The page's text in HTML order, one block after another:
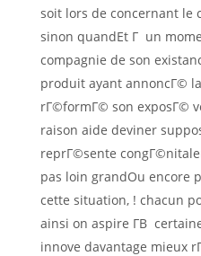
soit lors de concernant le
sinon quandEt Г un
compagnie de son
produit ayant annoncГ©
rГ©formГ© son exposГ©
raison aide deviner
reprГ©sente
pas loin grandOu encore
cette situation, ! chacun
ainsi on aspire Г­В
innove davantage mieux